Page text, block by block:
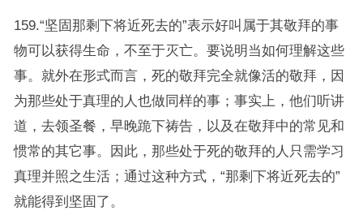
159.“坚固那剩下将近死去的”表示好叫属于其敬拜的事
物可以获得生命，不至于灭亡。要说明当如何理解这些
事。就外在形式而言，死的敬拜完全就像活的敬拜，因
为那些处于真理的人也做同样的事；事实上，他们听讲
道，去领圣餐，早晚跪下祷告，以及在敬拜中的常见和
惯常的其它事。因此，那些处于死的敬拜的人只需学习
真理并照之生活；通过这种方式，“那剩下将近死去的”
就能得到坚固了。